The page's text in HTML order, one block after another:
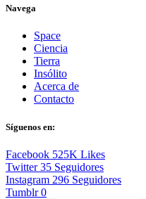
Navega
Space
Ciencia
Tierra
Insólito
Acerca de
Contacto
Síguenos en:
Facebook 525K Likes
Twitter 35 Seguidores
Instagram 296 Seguidores
Tumblr 0